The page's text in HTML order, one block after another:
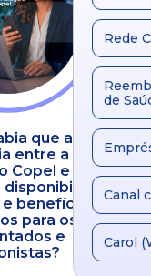
Rede
de
Canal
Carol
que a
entre a
Copel e o
benefícios
para os
e